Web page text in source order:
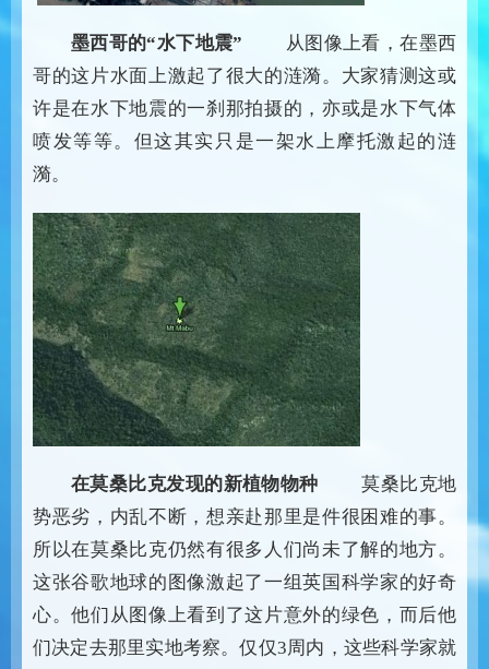
墨西哥的“水下地震”
从图像上看，在墨西
哥的这片水面上激起了很大的涟漪。大家猜测这或
许是在水下地震的一刹那拍摄的，亦或是水下气体
喷发等等。但这其实只是一架水上摩托激起的涟
漪。
在莫桑比克发现的新植物物种
莫桑比克地
势恶劣，内乱不断，想亲赴那里是件很困难的事。
所以在莫桑比克仍然有很多人们尚未了解的地方。
这张谷歌地球的图像激起了一组英国科学家的好奇
心。他们从图像上看到了这片意外的绿色，而后他
们决定去那里实地考察。仅仅3周内，这些科学家就